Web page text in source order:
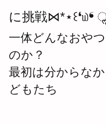
に挑戦
一体どんなおや
のか？
最初は分からな
どもたち